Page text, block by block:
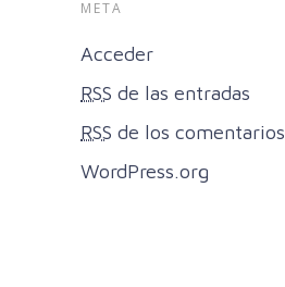
META
Acceder
RSS de las entradas
RSS de los comentarios
WordPress.org